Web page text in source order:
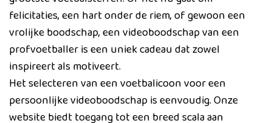
felicitaties, een hart onder de riem, of gewoon een
vrolijke boodschap, een videoboodschap van een
profvoetballer is een uniek cadeau dat zowel
inspireert als motiveert.
Het selecteren van een voetbalicoon voor een
persoonlijke videoboodschap is eenvoudig. Onze
website biedt toegang tot een breed scala aan